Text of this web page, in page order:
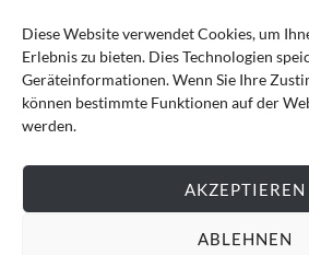
Diese Website verwendet Cookies, um
Erlebnis zu bieten. Dies Technologien
Geräteinformationen. Wenn Sie Ihre
können bestimmte Funktionen auf der
werden.
AKZEPTIEREN
ABLEHNEN
Mein Bestellkonto
Cookie-Richtlinie (EU) Impressum
VERTRAG WIDERRUFEN